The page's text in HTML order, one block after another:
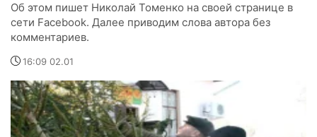
Об этом пишет Николай Томенко на своей странице в
сети Facebook. Далее приводим слова автора без
комментариев.
16:09 02.01